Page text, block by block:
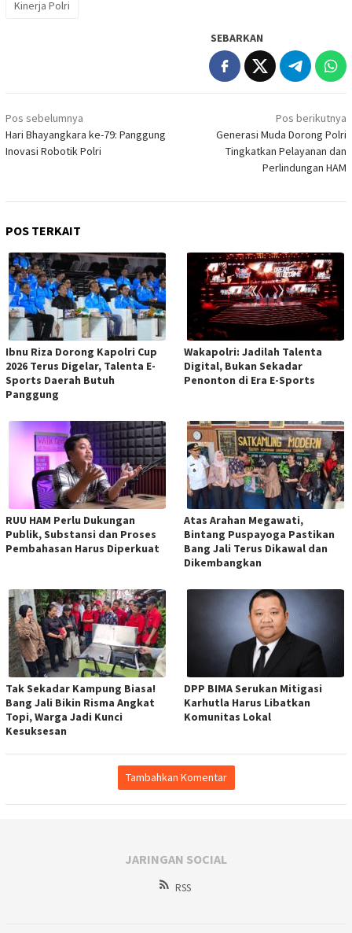
Kinerja Polri
SEBARKAN
Navigasi
pos
Pos sebelumnya
Hari Bhayangkara ke-79: Panggung
Inovasi Robotik Polri
Pos berikutnya
Generasi Muda Dorong Polri
Tingkatkan Pelayanan dan
Perlindungan HAM
POS TERKAIT
Ibnu Riza Dorong Kapolri Cup
2026 Terus Digelar, Talenta E-
Sports Daerah Butuh
Panggung
Wakapolri: Jadilah Talenta
Digital, Bukan Sekadar
Penonton di Era E-Sports
RUU HAM Perlu Dukungan
Publik, Substansi dan Proses
Pembahasan Harus Diperkuat
Atas Arahan Megawati,
Bintang Puspayoga Pastikan
Bang Jali Terus Dikawal dan
Dikembangkan
Tak Sekadar Kampung Biasa!
Bang Jali Bikin Risma Angkat
Topi, Warga Jadi Kunci
Kesuksesan
DPP BIMA Serukan Mitigasi
Karhutla Harus Libatkan
Komunitas Lokal
Tambahkan Komentar
JARINGAN SOCIAL
RSS